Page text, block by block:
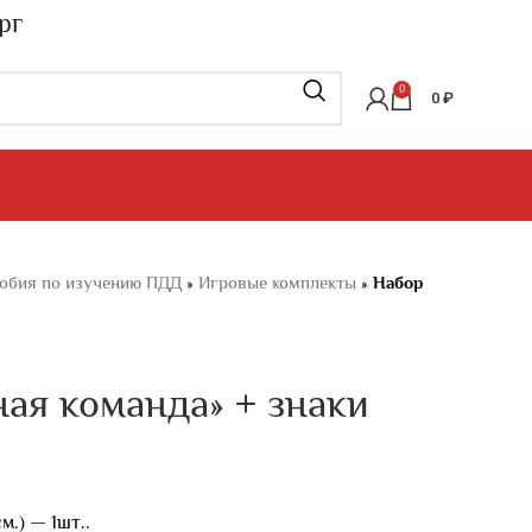
0
0 ₽
по изучению ПДД » Игровые комплекты » Набор
команда» + знаки
— 1шт..